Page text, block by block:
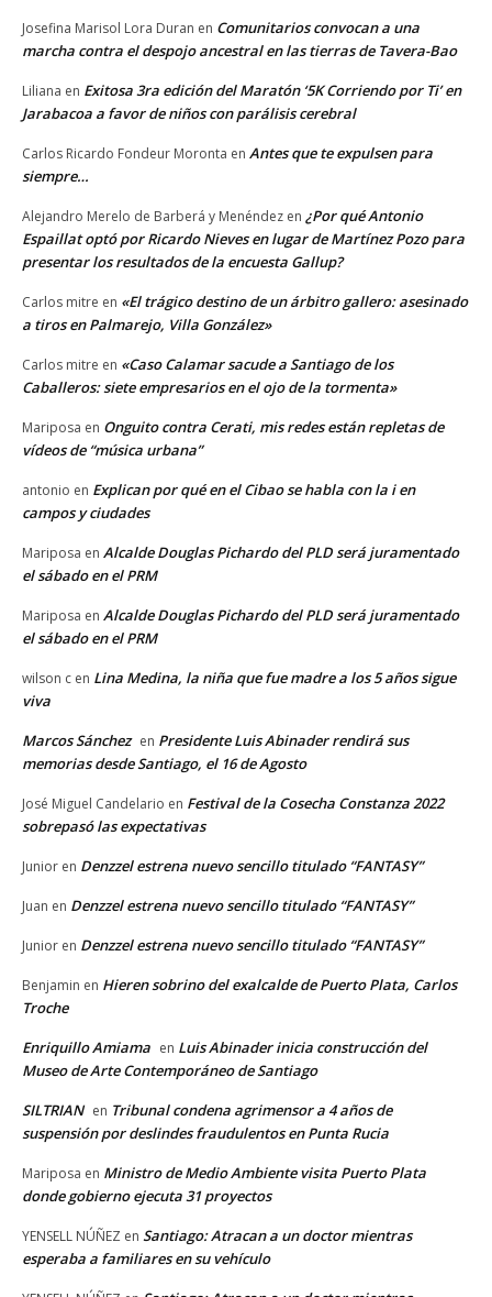
Josefina Marisol Lora Duran en Comunitarios convocan a una
marcha contra el despojo ancestral en las tierras de Tavera-Bao
Liliana en Exitosa 3ra edición del Maratón ‘5K Corriendo por Ti’ en
Jarabacoa a favor de niños con parálisis cerebral
Carlos Ricardo Fondeur Moronta en Antes que te expulsen para
siempre…
Alejandro Merelo de Barberá y Menéndez en ¿Por qué Antonio
Espaillat optó por Ricardo Nieves en lugar de Martínez Pozo para
presentar los resultados de la encuesta Gallup?
Carlos mitre en «El trágico destino de un árbitro gallero: asesinado
a tiros en Palmarejo, Villa González»
Carlos mitre en «Caso Calamar sacude a Santiago de los
Caballeros: siete empresarios en el ojo de la tormenta»
Mariposa en Onguito contra Cerati, mis redes están repletas de
vídeos de “música urbana”
antonio en Explican por qué en el Cibao se habla con la i en
campos y ciudades
Mariposa en Alcalde Douglas Pichardo del PLD será juramentado
el sábado en el PRM
Mariposa en Alcalde Douglas Pichardo del PLD será juramentado
el sábado en el PRM
wilson c en Lina Medina, la niña que fue madre a los 5 años sigue
viva
Marcos Sánchez en Presidente Luis Abinader rendirá sus
memorias desde Santiago, el 16 de Agosto
José Miguel Candelario en Festival de la Cosecha Constanza 2022
sobrepasó las expectativas
Junior en Denzzel estrena nuevo sencillo titulado “FANTASY”
Juan en Denzzel estrena nuevo sencillo titulado “FANTASY”
Junior en Denzzel estrena nuevo sencillo titulado “FANTASY”
Benjamin en Hieren sobrino del exalcalde de Puerto Plata, Carlos
Troche
Enriquillo Amiama en Luis Abinader inicia construcción del
Museo de Arte Contemporáneo de Santiago
SILTRIAN en Tribunal condena agrimensor a 4 años de
suspensión por deslindes fraudulentos en Punta Rucia
Mariposa en Ministro de Medio Ambiente visita Puerto Plata
donde gobierno ejecuta 31 proyectos
YENSELL NÚÑEZ en Santiago: Atracan a un doctor mientras
esperaba a familiares en su vehículo